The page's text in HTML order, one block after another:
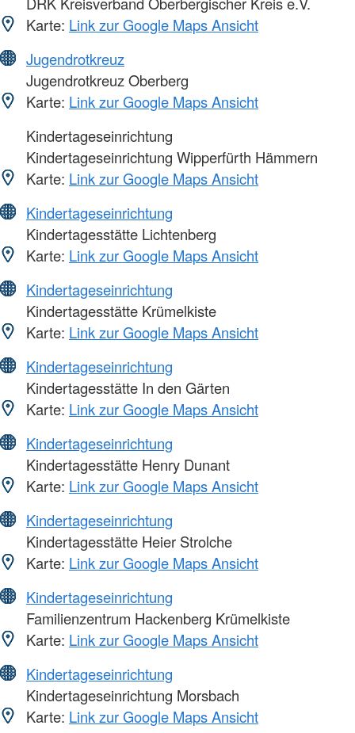
Karte: Link zur Google Maps Ansicht
Jugendrotkreuz
Jugendrotkreuz Oberberg
Karte: Link zur Google Maps Ansicht
Kindertageseinrichtung
Kindertageseinrichtung Wipperfürth Hämmern
Karte: Link zur Google Maps Ansicht
Kindertageseinrichtung
Kindertagesstätte Lichtenberg
Karte: Link zur Google Maps Ansicht
Kindertageseinrichtung
Kindertagesstätte Krümelkiste
Karte: Link zur Google Maps Ansicht
Kindertageseinrichtung
Kindertagesstätte In den Gärten
Karte: Link zur Google Maps Ansicht
Kindertageseinrichtung
Kindertagesstätte Henry Dunant
Karte: Link zur Google Maps Ansicht
Kindertageseinrichtung
Kindertagesstätte Heier Strolche
Karte: Link zur Google Maps Ansicht
Kindertageseinrichtung
Familienzentrum Hackenberg Krümelkiste
Karte: Link zur Google Maps Ansicht
Kindertageseinrichtung
Kindertageseinrichtung Morsbach
Karte: Link zur Google Maps Ansicht